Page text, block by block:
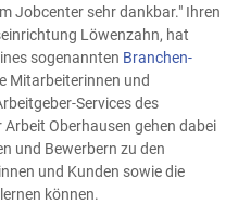
Jobcenter sehr dankbar." Ihren
Löwenzahn, hat
sogenannten Branchen-
Mitarbeiterinnen und
Services des
Oberhausen gehen dabei
und Bewerbern zu den
und Kunden sowie die
können.